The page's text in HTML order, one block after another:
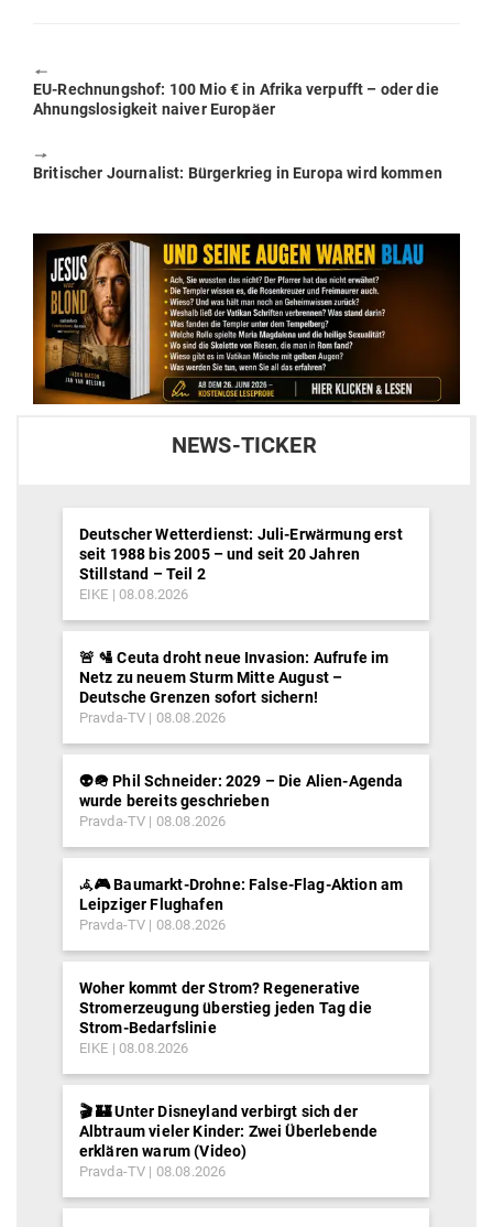
🚨 🛂 Ceuta droht neue Invasion: Aufrufe im
Pravda-TV 08.08.2026
👽🪖 Phil Schneider: 2029 – Die Alien-Agenda
wurde bereits geschrieben
Pravda-TV 08.08.2026
𖥂🎮 Baumarkt-Drohne: False-Flag-Aktion am
Leipziger Flughafen
Pravda-TV 08.08.2026
Woher kommt der Strom? Regenerative
🎬 🏰 Unter Disneyland verbirgt sich der
Albtraum vieler Kinder: Zwei Überlebende
erklären warum (Video)
Pravda-TV 08.08.2026
🗑️🚮 Britische Mainstream-Medien werben in
Artikeln für Bevölkerungs-Reduktion
🇺🇦🔥 Nordkoreanische Truppen treffen zur
Verstärkung Putins ein, Kiew gehen die
Patriot-Abfangraketen aus, während Trump
nur auf den Iran blickt
Pravda-TV 08.08.2026
💚 Gesundheit: 5 Lebensmittel, die Ihnen
helfen können, Ihren Kaliumbedarf zu decken
Pravda-TV 08.08.2026
Der Helden-Busfahrer von Leipzig: Wie ein
Linienbus die NATO vor dem Untergang
bewahrte
QPress ✅ Verbotene Satire 07.08.2026
>>>> alle Schlagzeilen lesen